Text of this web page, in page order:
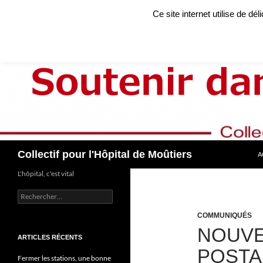
Collectif pour l'Hôpital de Moûtiers
COMMUNIQUÉS
L'hôpital, c'est vital
Rechercher :
ARTICLES RÉCENTS
Fermer les stations, une bonne
Ce site internet utilise de